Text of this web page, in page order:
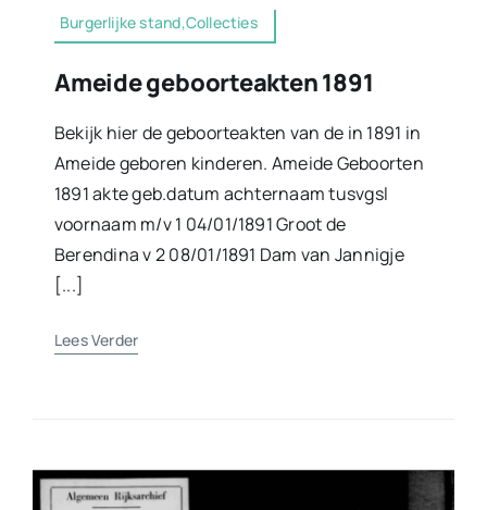
Burgerlijke stand,Collecties
Ameide geboorteakten 1891
Bekijk hier de geboorteakten van de in 1891 in
Ameide geboren kinderen. Ameide Geboorten
1891 akte geb.datum achternaam tusvgsl
voornaam m/v 1 04/01/1891 Groot de
Berendina v 2 08/01/1891 Dam van Jannigje
[...]
Lees Verder